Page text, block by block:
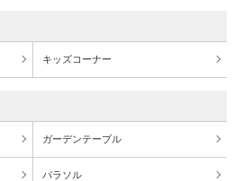
キッズコーナー
ガーデンテーブル
パラソル